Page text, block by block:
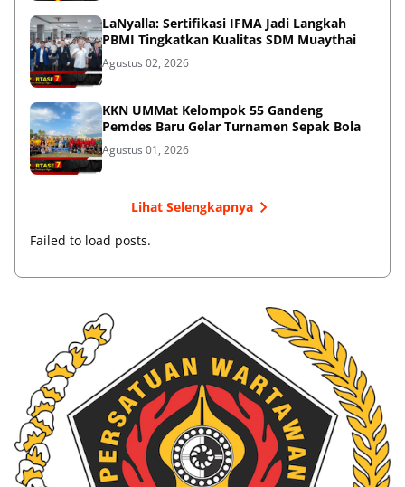
LaNyalla: Sertifikasi IFMA Jadi Langkah
PBMI Tingkatkan Kualitas SDM Muaythai
Agustus 02, 2026
KKN UMMat Kelompok 55 Gandeng
Pemdes Baru Gelar Turnamen Sepak Bola
Agustus 01, 2026
Lihat Selengkapnya
Failed to load posts.